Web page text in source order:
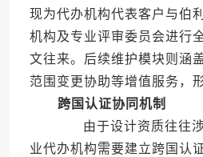
现为代办机构代表客户与伯
机构及专业评审委员会进行
文往来。后续维护模块则涵
范围变更协助等增值服务，
跨国认证协同机制
由于设计资质往往涉
业代办机构需要建立跨国认